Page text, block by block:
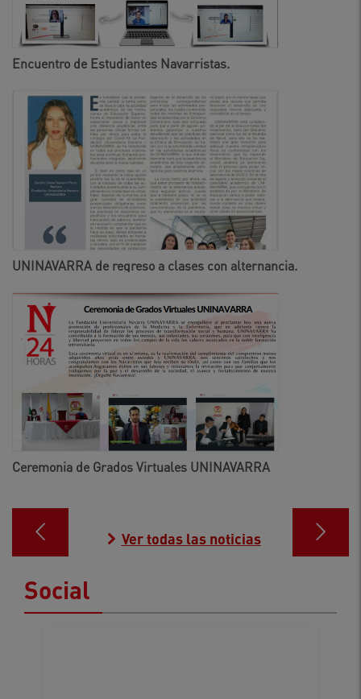
Encuentro de Estudiantes Navarristas.
UNINAVARRA de regreso a clases con alternancia.
Ceremonia de Grados Virtuales UNINAVARRA
Ver todas las noticias
Social